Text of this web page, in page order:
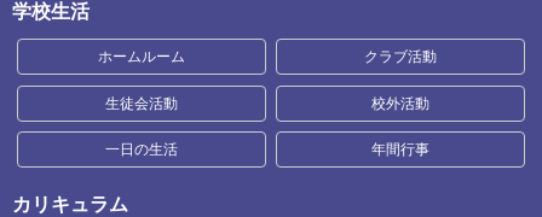
学校生活
ホームルーム クラブ活動
生徒会活動 校外活動
一日の生活 年間行事
カリキュラム